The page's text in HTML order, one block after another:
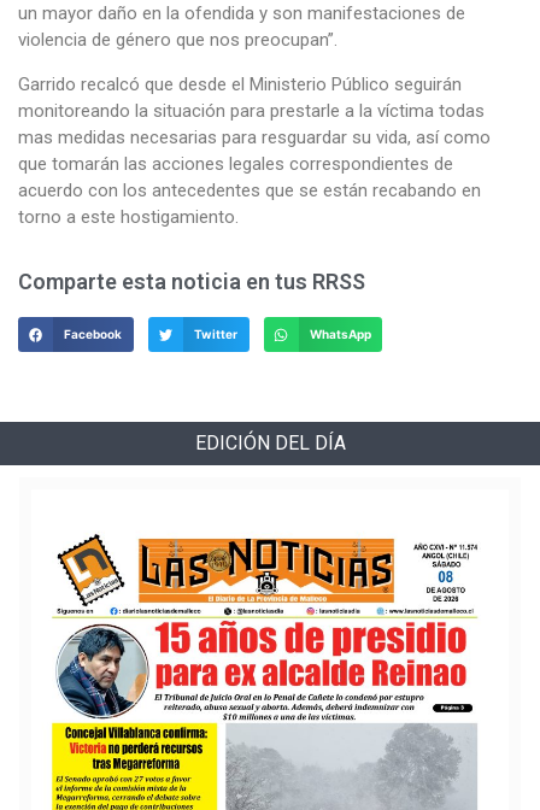
un mayor daño en la ofendida y son manifestaciones de
violencia de género que nos preocupan”.
Garrido recalcó que desde el Ministerio Público seguirán
monitoreando la situación para prestarle a la víctima todas
mas medidas necesarias para resguardar su vida, así como
que tomarán las acciones legales correspondientes de
acuerdo con los antecedentes que se están recabando en
torno a este hostigamiento.
Comparte esta noticia en tus RRSS
Facebook Twitter WhatsApp
EDICIÓN DEL DÍA